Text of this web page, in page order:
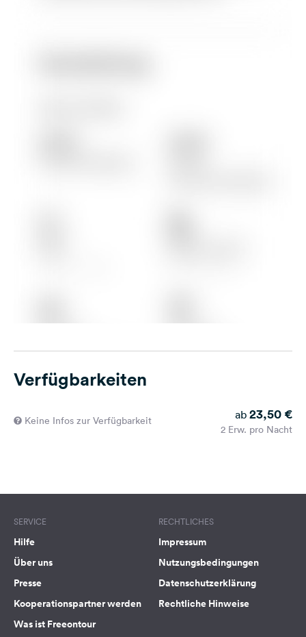
Verfügbarkeiten
Keine Infos zur Verfügbarkeit ab 23,50 €
2 Erw. pro Nacht
SERVICE
Hilfe
Über uns
Presse
Kooperationspartner werden
Was ist Freeontour
RECHTLICHES
Impressum
Nutzungsbedingungen
Datenschutzerklärung
Rechtliche Hinweise